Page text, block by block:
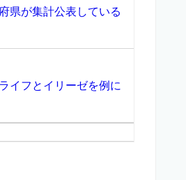
県が集計公表している
イフとイリーゼを例に